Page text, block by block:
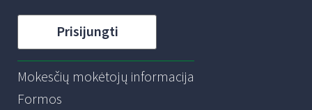
Prisijungti
Mokesčių mokėtojų informacija
Formos